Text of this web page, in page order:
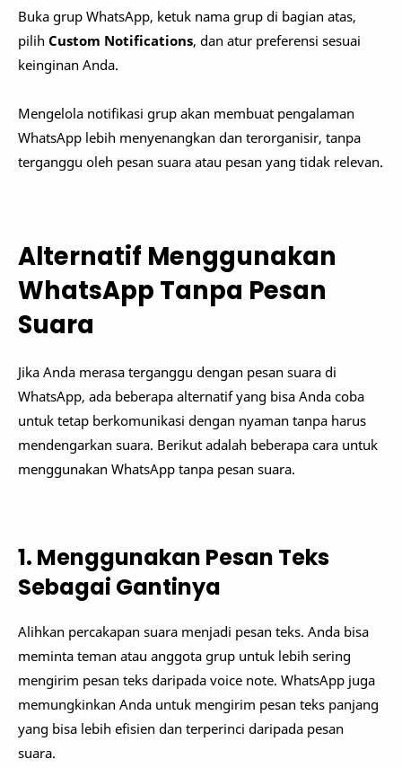
Buka grup WhatsApp, ketuk nama grup di bagian atas,
pilih Custom Notifications, dan atur preferensi sesuai
keinginan Anda.
Mengelola notifikasi grup akan membuat pengalaman
WhatsApp lebih menyenangkan dan terorganisir, tanpa
terganggu oleh pesan suara atau pesan yang tidak relevan.
Alternatif Menggunakan
WhatsApp Tanpa Pesan
Suara
Jika Anda merasa terganggu dengan pesan suara di
WhatsApp, ada beberapa alternatif yang bisa Anda coba
untuk tetap berkomunikasi dengan nyaman tanpa harus
mendengarkan suara. Berikut adalah beberapa cara untuk
menggunakan WhatsApp tanpa pesan suara.
1. Menggunakan Pesan Teks
Sebagai Gantinya
Alihkan percakapan suara menjadi pesan teks. Anda bisa
meminta teman atau anggota grup untuk lebih sering
mengirim pesan teks daripada voice note. WhatsApp juga
memungkinkan Anda untuk mengirim pesan teks panjang
yang bisa lebih efisien dan terperinci daripada pesan
suara.